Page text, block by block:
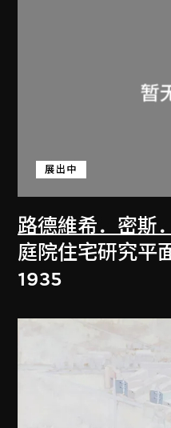
路德維希．密斯
展出中
庭院住宅研究平
1935